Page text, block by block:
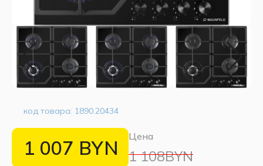
код товара: 1890.20434
1 007 BYN Цена
1 108BYN